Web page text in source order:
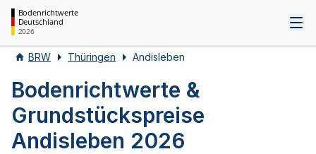
Bodenrichtwerte
Deutschland
2026
BRW Thüringen Andisleben
Bodenrichtwerte &
Grundstückspreise
Andisleben 2026